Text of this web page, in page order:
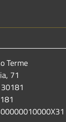
Terme
71